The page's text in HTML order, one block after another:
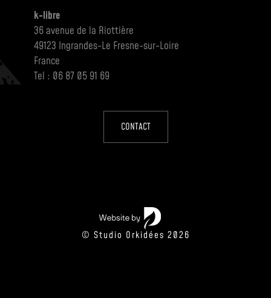
k-libre
36 avenue de la Riottière
49123 Ingrandes-Le Fresne-sur-Loire
France
Tel : 06 87 05 91 69
CONTACT
© Studio Orkidées 2026